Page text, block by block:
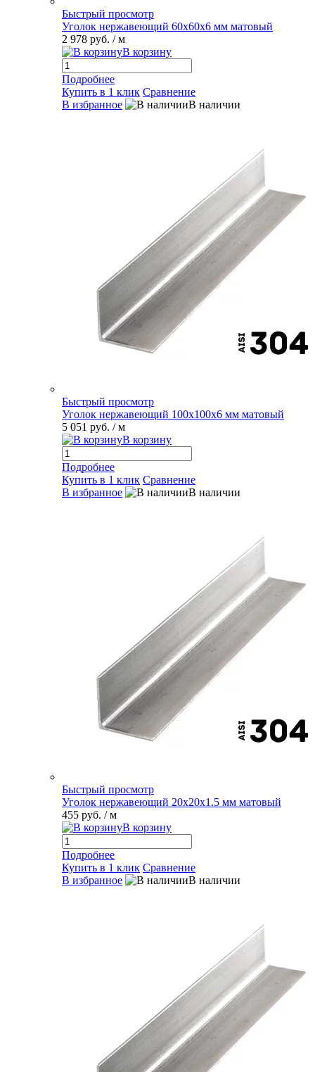
Быстрый просмотр
Уголок нержавеющий 60х60х6 мм матовый
2 978 руб. / м
В корзину
Подробнее
Купить в 1 клик Сравнение
В избранное
В наличии
Быстрый просмотр
Уголок нержавеющий 100х100х6 мм матовый
5 051 руб. / м
В корзину
Подробнее
Купить в 1 клик Сравнение
В избранное
В наличии
Быстрый просмотр
Уголок нержавеющий 20х20х1.5 мм матовый
455 руб. / м
В корзину
Подробнее
Купить в 1 клик Сравнение
В избранное
В наличии